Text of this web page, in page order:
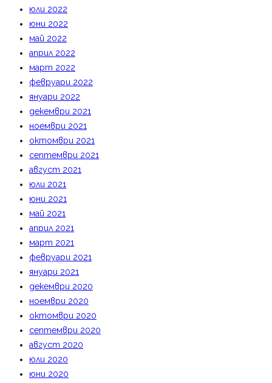
юли 2022
юни 2022
май 2022
април 2022
март 2022
февруари 2022
януари 2022
декември 2021
ноември 2021
октомври 2021
септември 2021
август 2021
юли 2021
юни 2021
май 2021
април 2021
март 2021
февруари 2021
януари 2021
декември 2020
ноември 2020
октомври 2020
септември 2020
август 2020
юли 2020
юни 2020